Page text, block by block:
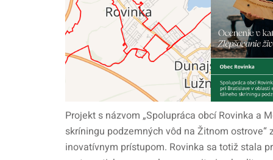
Projekt s názvom „Spolupráca obcí Rovinka a
skríningu podzemných vôd na Žitnom
inovatívnym prístupom. Rovinka sa totiž stala